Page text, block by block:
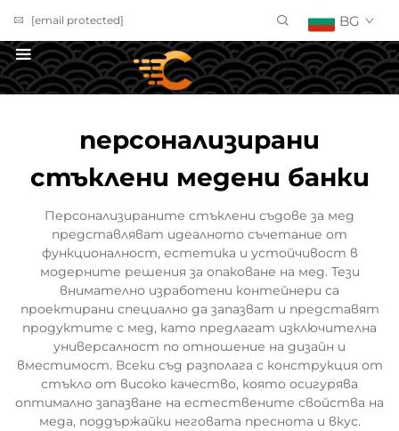
[email protected] BG
персонализирани
стъклени медени банки
Персонализираните стъклени съдове за мед
представляват идеалното съчетание от
функционалност, естетика и устойчивост в
модерните решения за опаковане на мед. Тези
внимателно изработени контейнери са
проектирани специално да запазват и представят
продуктите с мед, като предлагат изключителна
универсалност по отношение на дизайн и
вместимост. Всеки съд разполага с конструкция от
стъкло от високо качество, която осигурява
оптимално запазване на естествените свойства на
меда, поддържайки неговата преснота и вкус.